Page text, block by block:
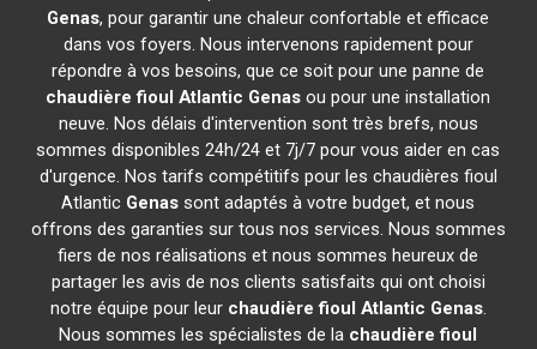
Genas, pour garantir une chaleur confortable et efficace
dans vos foyers. Nous intervenons rapidement pour
répondre à vos besoins, que ce soit pour une panne de
chaudière fioul Atlantic Genas ou pour une installation
neuve. Nos délais d'intervention sont très brefs, nous
sommes disponibles 24h/24 et 7j/7 pour vous aider en cas
d'urgence. Nos tarifs compétitifs pour les chaudières fioul
Atlantic Genas sont adaptés à votre budget, et nous
offrons des garanties sur tous nos services. Nous sommes
fiers de nos réalisations et nous sommes heureux de
partager les avis de nos clients satisfaits qui ont choisi
notre équipe pour leur chaudière fioul Atlantic Genas.
Nous sommes les spécialistes de la chaudière fioul